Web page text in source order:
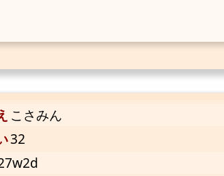
こさみん
32